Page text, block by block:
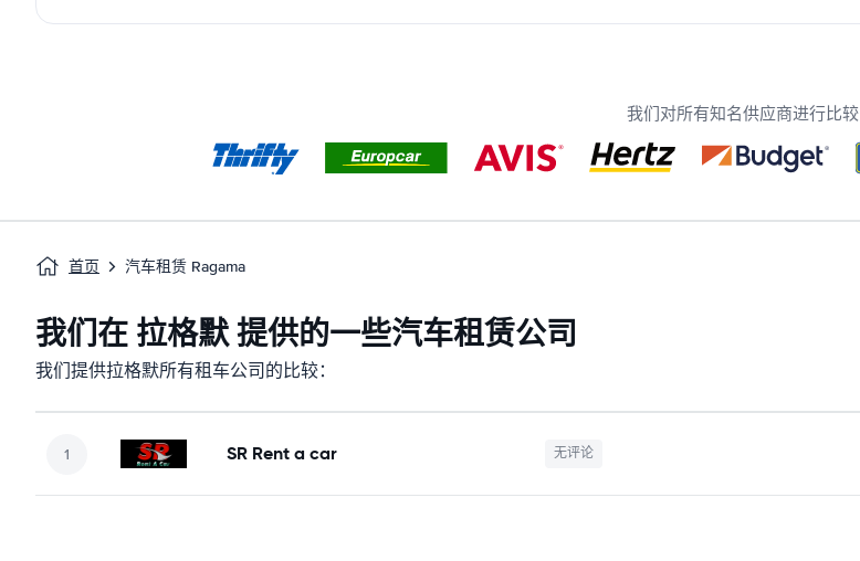
我们对所有知名供应商进行比较
首页 汽车租赁 Ragama
我们在 拉格默 提供的一些汽车租赁公司
我们提供拉格默所有租车公司的比较：
SR Rent a car 无评论